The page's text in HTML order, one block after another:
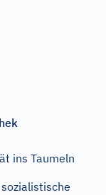
ins Taumeln